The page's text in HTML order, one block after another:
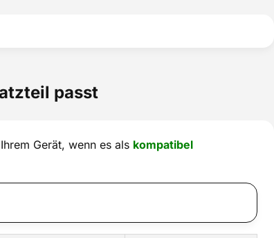
passt
Gerät, wenn es als kompatibel